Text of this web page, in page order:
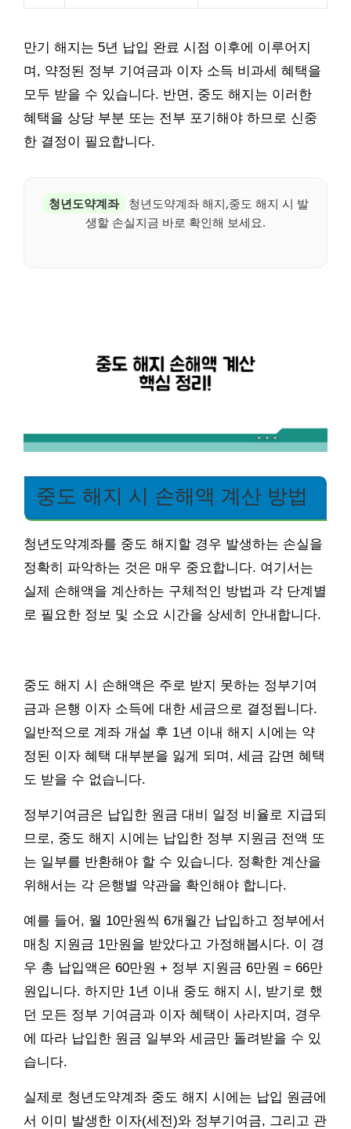
만기 해지는 5년 납입 완료 시점 이후에 이루어지
며, 약정된 정부 기여금과 이자 소득 비과세 혜택을
모두 받을 수 있습니다. 반면, 중도 해지는 이러한
혜택을 상당 부분 또는 전부 포기해야 하므로 신중
한 결정이 필요합니다.
청년도약계좌
청년도약계좌 해지,중도 해지 시 발
생할 손실지금 바로 확인해 보세요.
중도 해지 시 손해액 계산 방법
청년도약계좌를 중도 해지할 경우 발생하는 손실을
정확히 파악하는 것은 매우 중요합니다. 여기서는
실제 손해액을 계산하는 구체적인 방법과 각 단계별
로 필요한 정보 및 소요 시간을 상세히 안내합니다.
중도 해지 시 손해액은 주로 받지 못하는 정부기여
금과 은행 이자 소득에 대한 세금으로 결정됩니다.
일반적으로 계좌 개설 후 1년 이내 해지 시에는 약
정된 이자 혜택 대부분을 잃게 되며, 세금 감면 혜택
도 받을 수 없습니다.
정부기여금은 납입한 원금 대비 일정 비율로 지급되
므로, 중도 해지 시에는 납입한 정부 지원금 전액 또
는 일부를 반환해야 할 수 있습니다. 정확한 계산을
위해서는 각 은행별 약관을 확인해야 합니다.
예를 들어, 월 10만원씩 6개월간 납입하고 정부에서
매칭 지원금 1만원을 받았다고 가정해봅시다. 이 경
우 총 납입액은 60만원 + 정부 지원금 6만원 = 66만
원입니다. 하지만 1년 이내 중도 해지 시, 받기로 했
던 모든 정부 기여금과 이자 혜택이 사라지며, 경우
에 따라 납입한 원금 일부와 세금만 돌려받을 수 있
습니다.
실제로 청년도약계좌 중도 해지 시에는 납입 원금에
서 이미 발생한 이자(세전)와 정부기여금, 그리고 관